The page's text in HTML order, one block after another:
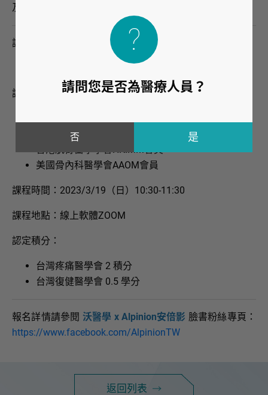
請問您是否為醫療人員？
否
及診斷」超音波課程。
講師：洪綱 醫師
講師經歷：
台灣增生療法學會 理事
香港肌骨醫學學會HKIMM會員
美國骨內科醫學會AAOM會員
課程時間：2023/3/19（日）10:30-11:30
課程地點：線上軟體ZOOM
認定積分：
台灣疼痛醫學會 2 積分
台灣復健醫學會 0.5 學分
報名詳情請參閱 沃醫學 x Alpinion安倍影 臉書粉絲專頁：
https://www.facebook.com/AlpinionTW
返回列表